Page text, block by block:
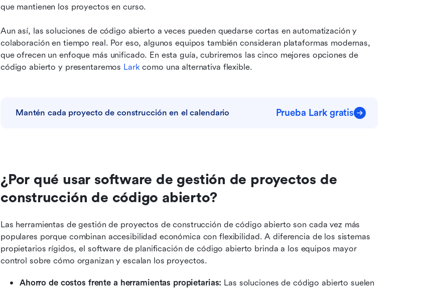
que mantienen los proyectos en curso.
Aun así, las soluciones de código abierto a veces pueden quedarse cortas en automatización y
colaboración en tiempo real. Por eso, algunos equipos también consideran plataformas modernas,
que ofrecen un enfoque más unificado. En esta guía, cubriremos las cinco mejores opciones de
código abierto y presentaremos Lark como una alternativa flexible.
Mantén cada proyecto de construcción en el calendario Prueba Lark gratis
¿Por qué usar software de gestión de proyectos de
construcción de código abierto?
Las herramientas de gestión de proyectos de construcción de código abierto son cada vez más
populares porque combinan accesibilidad económica con flexibilidad. A diferencia de los sistemas
propietarios rígidos, el software de planificación de código abierto brinda a los equipos mayor
control sobre cómo organizan y escalan los proyectos.
Ahorro de costos frente a herramientas propietarias: Las soluciones de código abierto suelen